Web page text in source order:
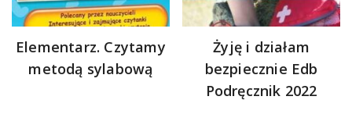
Elementarz. Czytamy
metodą sylabową
Żyję i działam
bezpiecznie Edb
Podręcznik 2022